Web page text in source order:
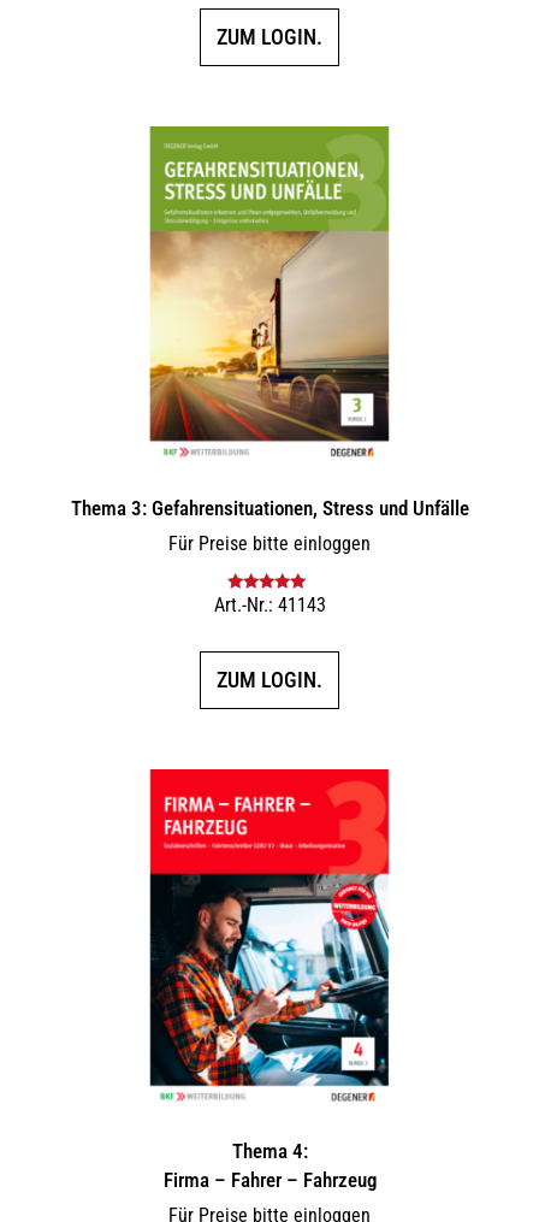
ZUM LOGIN.
Thema 3: Gefahrensituationen, Stress und Unfälle
Für Preise bitte einloggen
Bewertet mit
Art.-Nr.: 41143
ZUM LOGIN.
Thema 4:
Firma – Fahrer – Fahrzeug
Für Preise bitte einloggen